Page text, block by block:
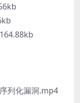
列化漏洞.mp4